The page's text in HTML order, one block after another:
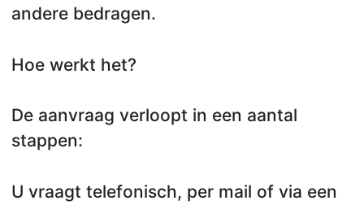
andere bedragen.
Hoe werkt het?
De aanvraag verloopt in een aantal
stappen:
U vraagt telefonisch, per mail of via een